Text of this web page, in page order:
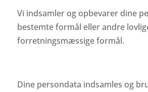
Vi indsamler og opbevarer dine
bestemte formål eller andre
forretningsmæssige formål.
Dine persondata indsamles og